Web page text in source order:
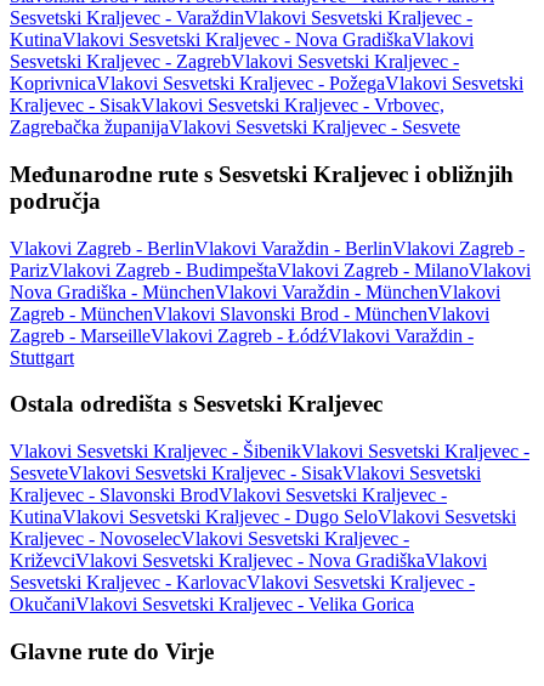
Sesvetski Kraljevec - VaraždinVlakovi Sesvetski Kraljevec -
KutinaVlakovi Sesvetski Kraljevec - Nova GradiškaVlakovi
Sesvetski Kraljevec - ZagrebVlakovi Sesvetski Kraljevec -
KoprivnicaVlakovi Sesvetski Kraljevec - PožegaVlakovi Sesvetski
Kraljevec - SisakVlakovi Sesvetski Kraljevec - Vrbovec,
Zagrebačka županijaVlakovi Sesvetski Kraljevec - Sesvete
Međunarodne rute s Sesvetski Kraljevec i obližnjih
područja
Vlakovi Zagreb - BerlinVlakovi Varaždin - BerlinVlakovi Zagreb -
ParizVlakovi Zagreb - BudimpeštaVlakovi Zagreb - MilanoVlakovi
Nova Gradiška - MünchenVlakovi Varaždin - MünchenVlakovi
Zagreb - MünchenVlakovi Slavonski Brod - MünchenVlakovi
Zagreb - MarseilleVlakovi Zagreb - ŁódźVlakovi Varaždin -
Stuttgart
Ostala odredišta s Sesvetski Kraljevec
Vlakovi Sesvetski Kraljevec - ŠibenikVlakovi Sesvetski Kraljevec -
SesveteVlakovi Sesvetski Kraljevec - SisakVlakovi Sesvetski
Kraljevec - Slavonski BrodVlakovi Sesvetski Kraljevec -
KutinaVlakovi Sesvetski Kraljevec - Dugo SeloVlakovi Sesvetski
Kraljevec - NovoselecVlakovi Sesvetski Kraljevec -
KriževciVlakovi Sesvetski Kraljevec - Nova GradiškaVlakovi
Sesvetski Kraljevec - KarlovacVlakovi Sesvetski Kraljevec -
OkučaniVlakovi Sesvetski Kraljevec - Velika Gorica
Glavne rute do Virje